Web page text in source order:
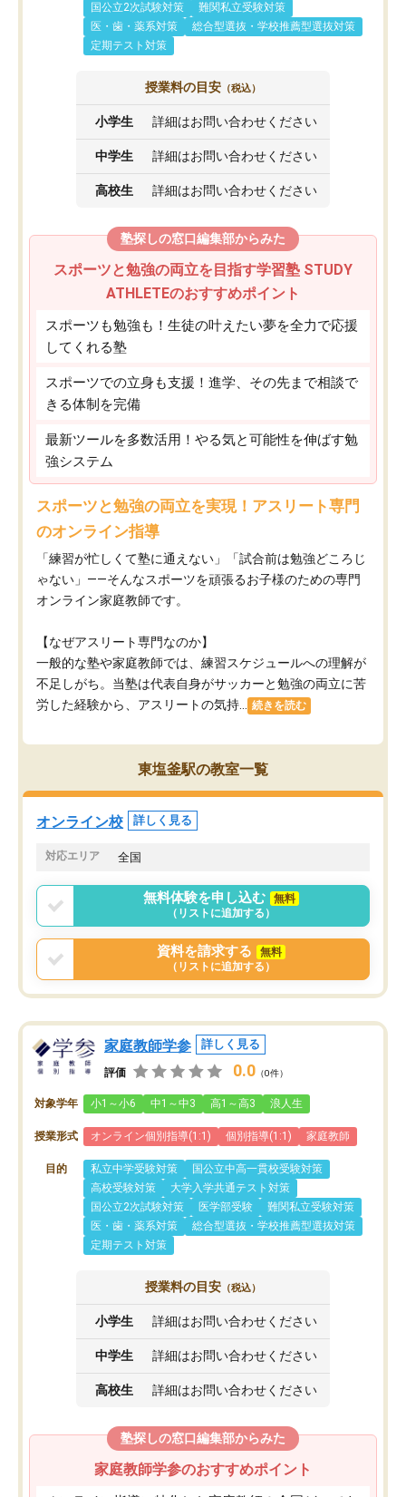
国公立2次試験対策
難関私立受験対策
医・歯・薬系対策
総合型選抜・学校推薦型選抜対策
定期テスト対策
授業料の目安 （税込）
小学生 詳細はお問い合わせください
中学生 詳細はお問い合わせください
高校生 詳細はお問い合わせください
塾探しの窓口編集部からみた
スポーツと勉強の両立を目指す学習塾 STUDY
ATHLETEのおすすめポイント
スポーツも勉強も！生徒の叶えたい夢を全力で応援
してくれる塾
スポーツでの立身も支援！進学、その先まで相談で
きる体制を完備
最新ツールを多数活用！やる気と可能性を伸ばす勉
強システム
スポーツと勉強の両立を実現！アスリート専門
のオンライン指導
「練習が忙しくて塾に通えない」「試合前は勉強どころじ
ゃない」——そんなスポーツを頑張るお子様のための専門
オンライン家庭教師です。
【なぜアスリート専門なのか】
一般的な塾や家庭教師では、練習スケジュールへの理解が
不足しがち。当塾は代表自身がサッカーと勉強の両立に苦
労した経験から、アスリートの気持...
続きを読む
東塩釜駅の教室一覧
オンライン校 詳しく見る
対応エリア 全国
無料体験を申し込む
無料
（リストに追加する）
資料を請求する
無料
（リストに追加する）
家庭教師学参 詳しく見る
評価 0.0 （0件）
対象学年 小1～小6 中1～中3 高1～高3 浪人生
授業形式 オンライン個別指導(1:1) 個別指導(1:1) 家庭教師
目的 私立中学受験対策
国公立中高一貫校受験対策
高校受験対策
大学入学共通テスト対策
国公立2次試験対策
医学部受験
難関私立受験対策
医・歯・薬系対策
総合型選抜・学校推薦型選抜対策
定期テスト対策
授業料の目安 （税込）
小学生 詳細はお問い合わせください
中学生 詳細はお問い合わせください
高校生 詳細はお問い合わせください
塾探しの窓口編集部からみた
家庭教師学参のおすすめポイント